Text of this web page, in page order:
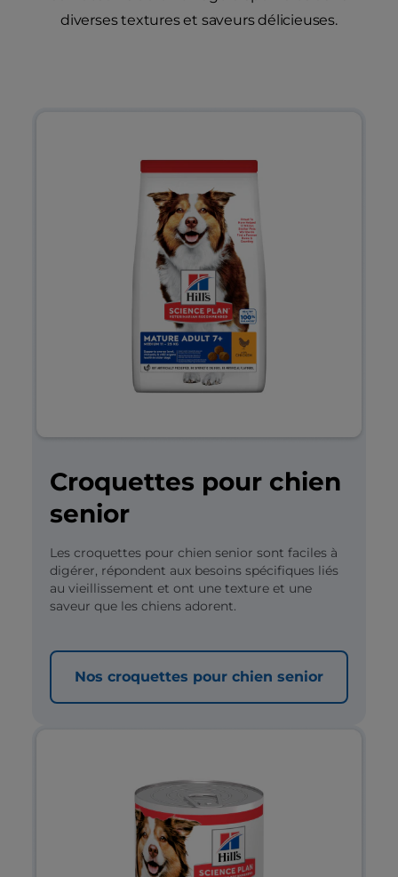
diverses textures et saveurs délicieuses.
Croquettes pour chien
senior
Les croquettes pour chien senior sont faciles à
digérer, répondent aux besoins spécifiques liés
au vieillissement et ont une texture et une
saveur que les chiens adorent.
Nos croquettes pour chien senior